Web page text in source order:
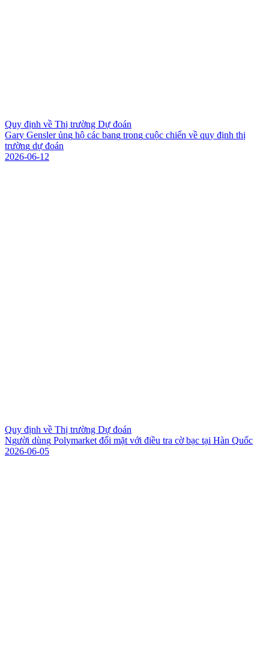
Quy định về Thị trường Dự đoán
Gary Gensler ủng hộ các bang trong cuộc chiến về quy định thị
trường dự đoán
2026-06-12
Quy định về Thị trường Dự đoán
Người dùng Polymarket đối mặt với điều tra cờ bạc tại Hàn Quốc
2026-06-05